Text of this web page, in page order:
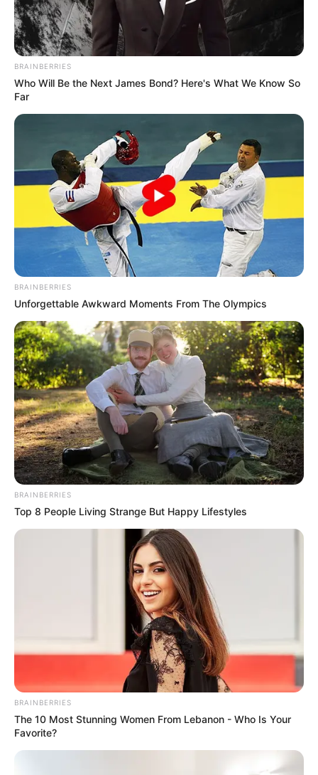
BRAINBERRIES
Who Will Be the Next James Bond? Here's What We Know So
Far
BRAINBERRIES
Unforgettable Awkward Moments From The Olympics
BRAINBERRIES
Top 8 People Living Strange But Happy Lifestyles
BRAINBERRIES
The 10 Most Stunning Women From Lebanon - Who Is Your
Favorite?